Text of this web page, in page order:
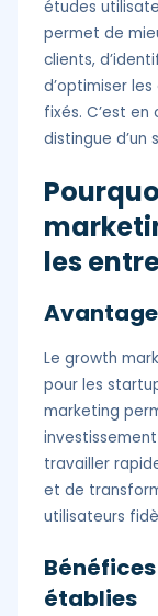
études
permet de
clients,
d’optimiser
fixés. C’est
distingue d’un
les
Le growth
pour les
marketing
travailler
et de
utilisateurs
établies